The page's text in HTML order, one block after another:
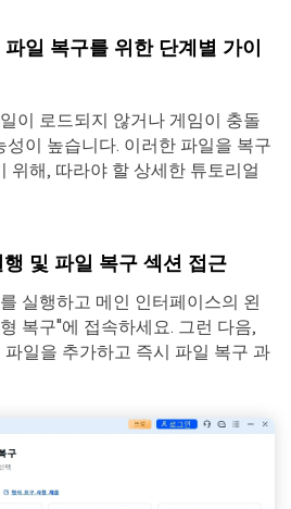
일 복구를 위한 단계별 가이
이 로드되지 않거나 게임이 충돌
이 높습니다. 이러한 파일을 복구
위해, 따라야 할 상세한 튜토리얼
및 파일 복구 섹션 접근
실행하고 메인 인터페이스의 왼
복구"에 접속하세요. 그런 다음,
일을 추가하고 즉시 파일 복구 과